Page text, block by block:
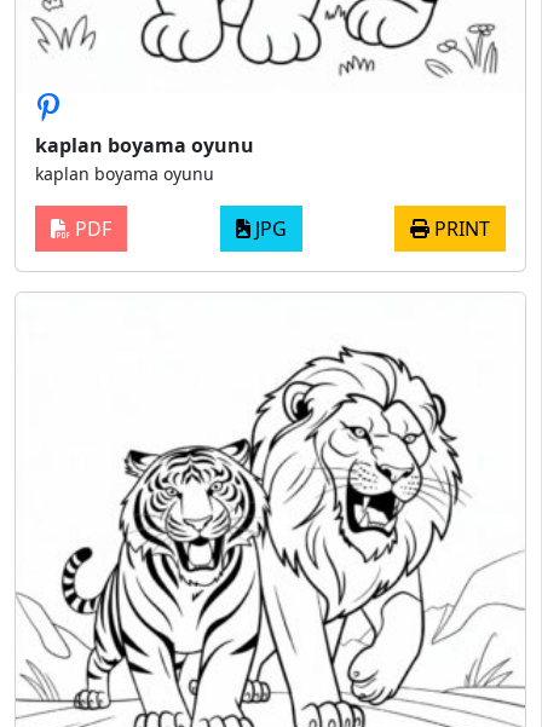
kaplan boyama oyunu
kaplan boyama oyunu
PDF JPG PRINT